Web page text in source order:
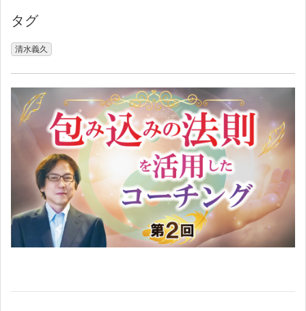
タグ
清水義久